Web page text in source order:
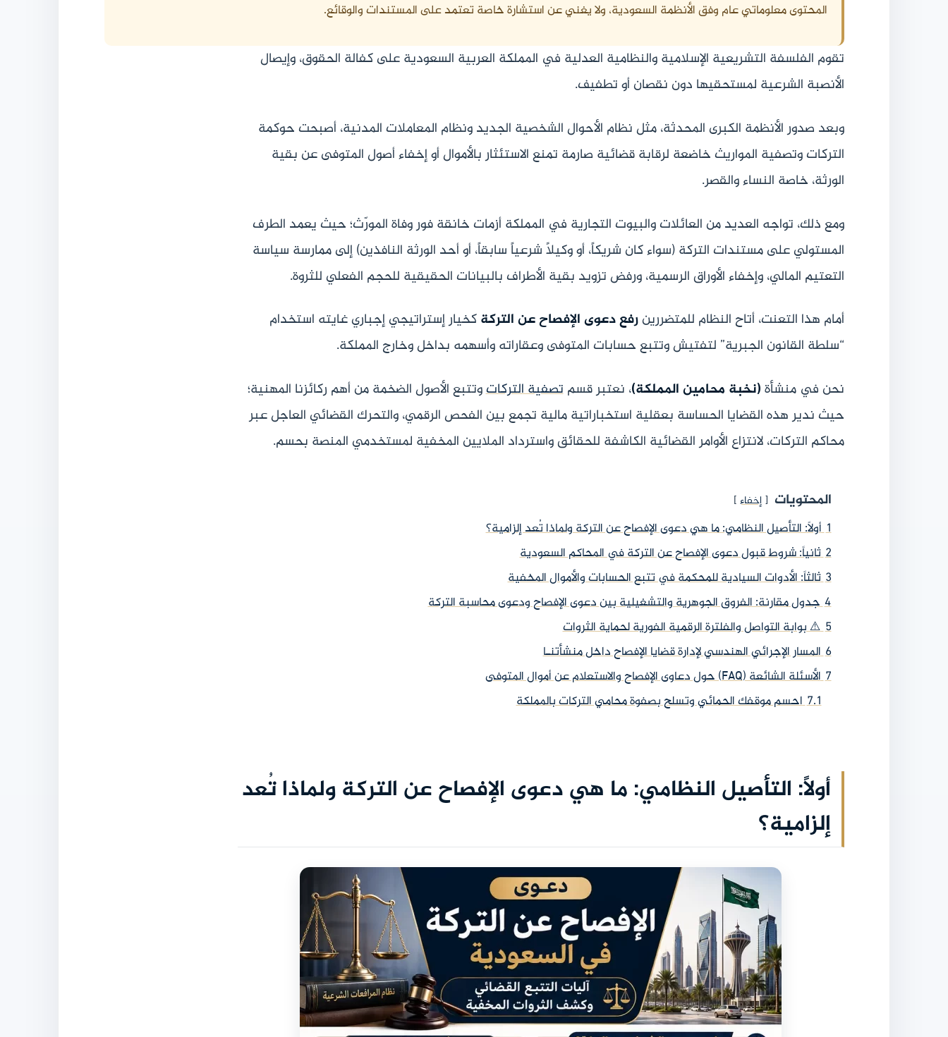
المحتوى معلوماتي عام وفق الأنظمة السعودية، ولا يغني عن استشارة خاصة تعتمد على المستندات والوقائع.
تقوم الفلسفة التشريعية الإسلامية والنظامية العدلية في المملكة العربية السعودية على كفالة الحقوق، وإيصال
الأنصبة الشرعية لمستحقيها دون نقصان أو تطفيف.
وبعد صدور الأنظمة الكبرى المحدثة، مثل نظام الأحوال الشخصية الجديد ونظام المعاملات المدنية، أصبحت حوكمة
التركات وتصفية المواريث خاضعة لرقابة قضائية صارمة تمنع الاستئثار بالأموال أو إخفاء أصول المتوفى عن بقية
الورثة، خاصة النساء والقصر.
ومع ذلك، تواجه العديد من العائلات والبيوت التجارية في المملكة أزمات خانقة فور وفاة المورّث؛ حيث يعمد الطرف
المستولي على مستندات التركة (سواء كان شريكاً، أو وكيلاً شرعياً سابقاً، أو أحد الورثة النافذين) إلى ممارسة سياسة
التعتيم المالي، وإخفاء الأوراق الرسمية، ورفض تزويد بقية الأطراف بالبيانات الحقيقية للحجم الفعلي للثروة.
أمام هذا التعنت، أتاح النظام للمتضررينرفع دعوى الإفصاح عن التركةكخيار إستراتيجي إجباري غايته استخدام
“سلطة القانون الجبرية” لتفتيش وتتبع حسابات المتوفى وعقاراته وأسهمه بداخل وخارج المملكة.
نحن في منشأة(نخبة محامين المملكة)، نعتبر قسمتصفية التركاتوتتبع الأصول الضخمة من أهم ركائزنا المهنية؛
حيث ندير هذه القضايا الحساسة بعقلية استخباراتية مالية تجمع بين الفحص الرقمي، والتحرك القضائي العاجل عبر
محاكم التركات، لانتزاع الأوامر القضائية الكاشفة للحقائق واسترداد الملايين المخفية لمستخدمي المنصة بحسم.
المحتويات إخفاء
1 أولاً: التأصيل النظامي: ما هي دعوى الإفصاح عن التركة ولماذا تُعد إلزامية؟
2 ثانياً: شروط قبول دعوى الإفصاح عن التركة في المحاكم السعودية
3 ثالثاً: الأدوات السيادية للمحكمة في تتبع الحسابات والأموال المخفية
4 جدول مقارنة: الفروق الجوهرية والتشغيلية بين دعوى الإفصاح ودعوى محاسبة التركة
5 ⚠️ بوابة التواصل والفلترة الرقمية الفورية لحماية الثروات
6 المسار الإجرائي الهندسي لإدارة قضايا الإفصاح داخل منشأتنـا
7 الأسئلة الشائعة (FAQ) حول دعاوى الإفصاح والاستعلام عن أموال المتوفى
7.1 احسم موقفك الحمائي وتسلح بصفوة محامي التركات بالمملكة
أولاً: التأصيل النظامي: ما هي دعوى الإفصاح عن التركة ولماذا تُعد
إلزامية؟